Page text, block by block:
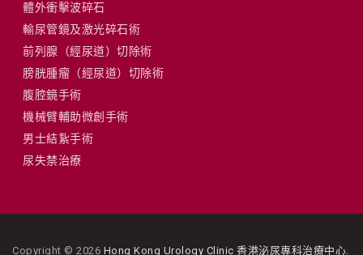
體外衝擊波碎石
輸尿管鏡及激光碎石術
前列腺（經尿道）切除術
膀胱腫瘤（經尿道）切除術
腹腔鏡手術
機械臂輔助微創手術
男士結紥手術
尿失禁治療
Copyright © 2026 Hong Kong Urology Clinic 香港泌尿專科治療中心.